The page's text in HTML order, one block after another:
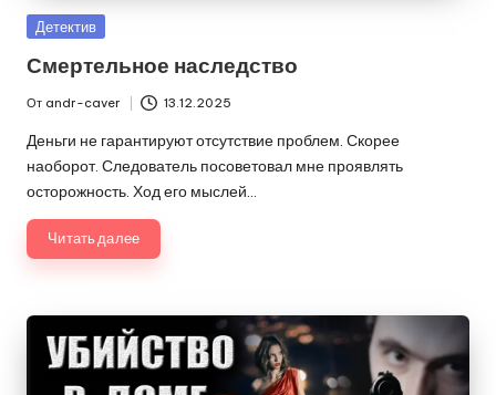
Опубликовано
Детектив
Смертельное наследство
от
От andr-caver 13.12.2025
Деньги не гарантируют отсутствие проблем. Скорее
наоборот. Следователь посоветовал мне проявлять
осторожность. Ход его мыслей…
Читать далее